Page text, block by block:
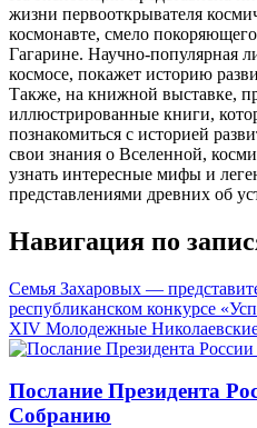
жизни первооткрывателя
космонавте, смело
Гагарине. Научно-популярная
космосе, покажет историю
Также, на книжной выставке,
иллюстрированные книги,
познакомиться с историей
свои знания о Вселенной,
узнать интересные мифы и
представлениями древних об
Навигация по
Семья Захаровых —
республиканском конкурсе
XIV Молодежные
Послание Президента
Собранию